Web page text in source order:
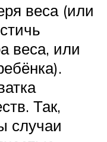
веса (или
веса, или
Так,
случаи